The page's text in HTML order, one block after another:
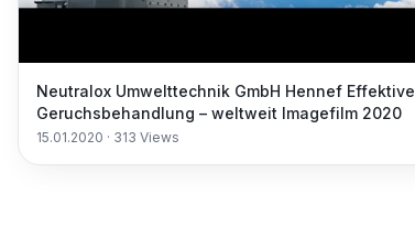
Neutralox Umwelttechnik GmbH Hennef Effektive
Geruchsbehandlung – weltweit Imagefilm 2020
15.01.2020 · 313 Views